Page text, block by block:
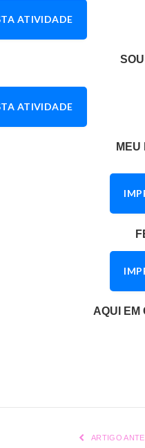
ATIVIDADE
ATIVIDADE
MEU
AQUI EM
ARTIGO